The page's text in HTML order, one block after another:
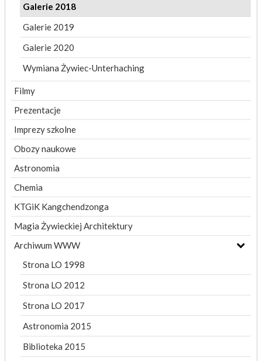
Galerie 2018
Galerie 2019
Galerie 2020
Wymiana Żywiec-Unterhaching
Filmy
Prezentacje
Imprezy szkolne
Obozy naukowe
Astronomia
Chemia
KTGiK Kangchendzonga
Magia Żywieckiej Architektury
Archiwum WWW
Strona LO 1998
Strona LO 2012
Strona LO 2017
Astronomia 2015
Biblioteka 2015